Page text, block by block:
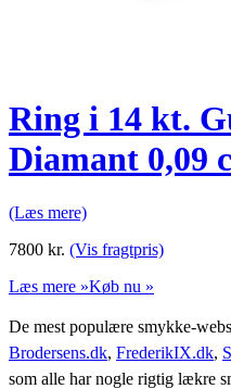
Ring i 14 kt.
Diamant 0,09
(Læs mere)
7800 kr. (Vis fragtpris)
Læs mere »Køb nu »
De mest populære smykke-
Brodersens.dk, FrederikIX.dk,
som alle har nogle rigtig lækre